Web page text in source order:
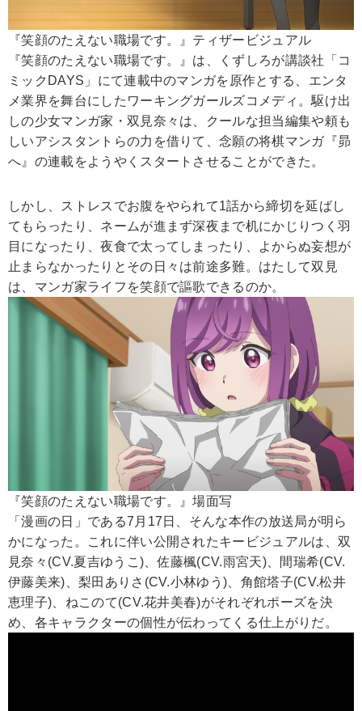
『笑顔のたえない職場です。』ティザービジュアル
『笑顔のたえない職場です。』は、くずしろが講談社「コ
ミックDAYS」にて連載中のマンガを原作とする、エンタ
メ業界を舞台にしたワーキングガールズコメディ。駆け出
しの少女マンガ家・双見奈々は、クールな担当編集や頼も
しいアシスタントらの力を借りて、念願の将棋マンガ『昴
へ』の連載をようやくスタートさせることができた。
しかし、ストレスでお腹をやられて1話から締切を延ばし
てもらったり、ネームが進まず深夜まで机にかじりつく羽
目になったり、夜食で太ってしまったり、よからぬ妄想が
止まらなかったりとその日々は前途多難。はたして双見
は、マンガ家ライフを笑顔で謳歌できるのか。
『笑顔のたえない職場です。』場面写
「漫画の日」である7月17日、そんな本作の放送局が明ら
かになった。これに伴い公開されたキービジュアルは、双
見奈々(CV.夏吉ゆうこ)、佐藤楓(CV.雨宮天)、間瑞希(CV.
伊藤美来)、梨田ありさ(CV.小林ゆう)、角館塔子(CV.松井
恵理子)、ねこのて(CV.花井美春)がそれぞれポーズを決
め、各キャラクターの個性が伝わってくる仕上がりだ。